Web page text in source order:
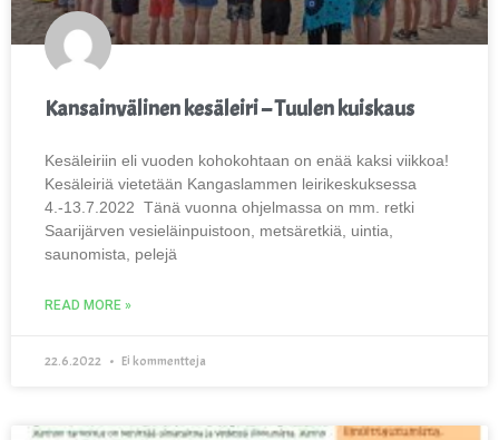
Kansainvälinen kesäleiri – Tuulen kuiskaus
Kesäleiriin eli vuoden kohokohtaan on enää kaksi viikkoa!
Kesäleiriä vietetään Kangaslammen leirikeskuksessa
4.-13.7.2022 Tänä vuonna ohjelmassa on mm. retki
Saarijärven vesieläinpuistoon, metsäretkiä, uintia,
saunomista, pelejä
READ MORE »
22.6.2022 Ei kommentteja